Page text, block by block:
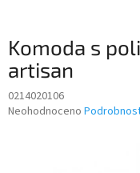
Komoda s
artisan
0214020106
Průměrné
Neohodnoceno